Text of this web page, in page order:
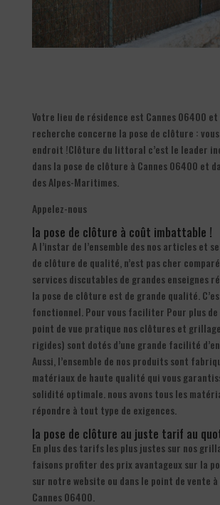
Votre lieu de résidence est Cannes 06400
recherche concerne la pose de clôture :
endroit !Clôture du littoral c’est le leader
dans la pose de clôture à Cannes 06400 et
des Alpes-Maritimes.
Appelez-nous
la pose de clôture à coût imbattable !
A l’instar de l’ensemble des nos articles et
de clôture de qualité, n’est pas cher
services discutables de grandes enseignes
la pose de clôture est de grande qualité.
fonctionnel. Pour vous faciliter Pour plus de
point de vue pratique nos clôtures et
rigides) sont dotés d’une grande facilité
Aussi, l’ensemble de nos produits sont
matériaux de haute qualité qui vous
solidité optimale. nous avons tous les
répondre à tout type de exigences.
la pose de clôture au juste tarif au
En plus des tarifs les plus justes sur nos
faisons profiter des prix avantageux sur la
sur notre website ou dans le point de vente
Cannes 06400.